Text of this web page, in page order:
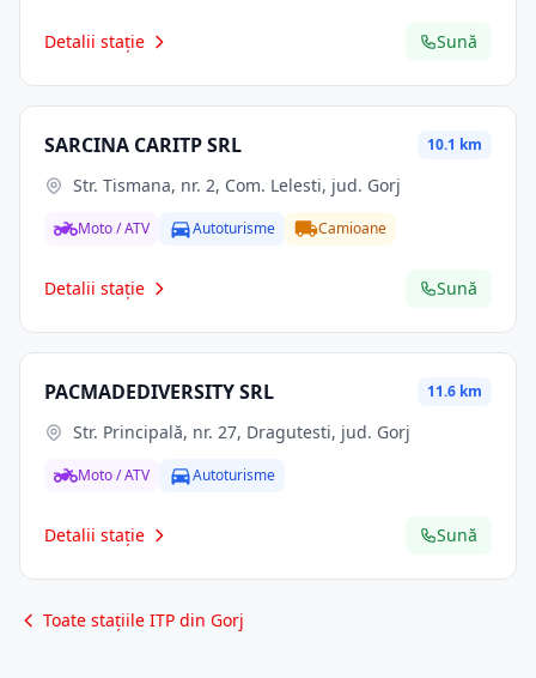
Detalii stație Sună
SARCINA CARITP SRL 10.1 km
Str. Tismana, nr. 2, Com. Lelesti, jud. Gorj
Moto / ATV Autoturisme Camioane
Detalii stație Sună
PACMADEDIVERSITY SRL 11.6 km
Str. Principală, nr. 27, Dragutesti, jud. Gorj
Moto / ATV Autoturisme
Detalii stație Sună
Toate stațiile ITP din Gorj